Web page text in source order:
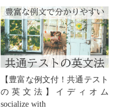
【豊富な例文付！共通テスト
の英文法】イディオム
socialize with